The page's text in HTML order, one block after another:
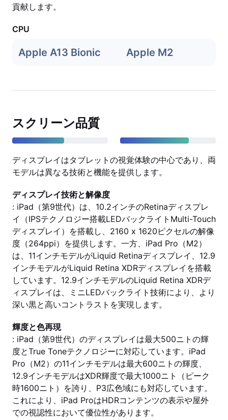
貢献します。
CPU
Apple A13 Bionic Apple M2
スクリーン品質
ディスプレイはタブレットの視覚体験の中心であり、両
モデルは異なる技術と機能を提供します。
ディスプレイ技術と解像度
: iPad（第9世代）は、10.2インチのRetinaディスプレ
イ（IPSテクノロジー搭載LEDバックライトMulti-Touch
ディスプレイ）を搭載し、2160 x 1620ピクセルの解像
度（264ppi）を提供します。一方、iPad Pro（M2）
は、11インチモデルがLiquid Retinaディスプレイ、12.9
インチモデルがLiquid Retina XDRディスプレイを搭載
しています。12.9インチモデルのLiquid Retina XDRデ
ィスプレイは、ミニLEDバックライト技術により、より
深い黒と高いコントラストを実現します。
輝度と色再現
: iPad（第9世代）のディスプレイは最大500ニトの輝
度とTrue Toneテクノロジーに対応しています。iPad
Pro（M2）の11インチモデルは最大600ニトの輝度、
12.9インチモデルはXDR輝度で最大1000ニト（ピーク
時1600ニト）を誇り、P3広色域にも対応しています。
これにより、iPad ProはHDRコンテンツの表示や屋外
での視認性において優位性があります。